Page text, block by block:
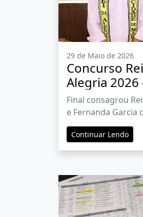
29 de Maio de 2026
Concurso
Alegria
emoção e
R$ 1 milhão
de Maria
Final consagrou
e Fernanda Garcia
vencedores
Continuar Lendo